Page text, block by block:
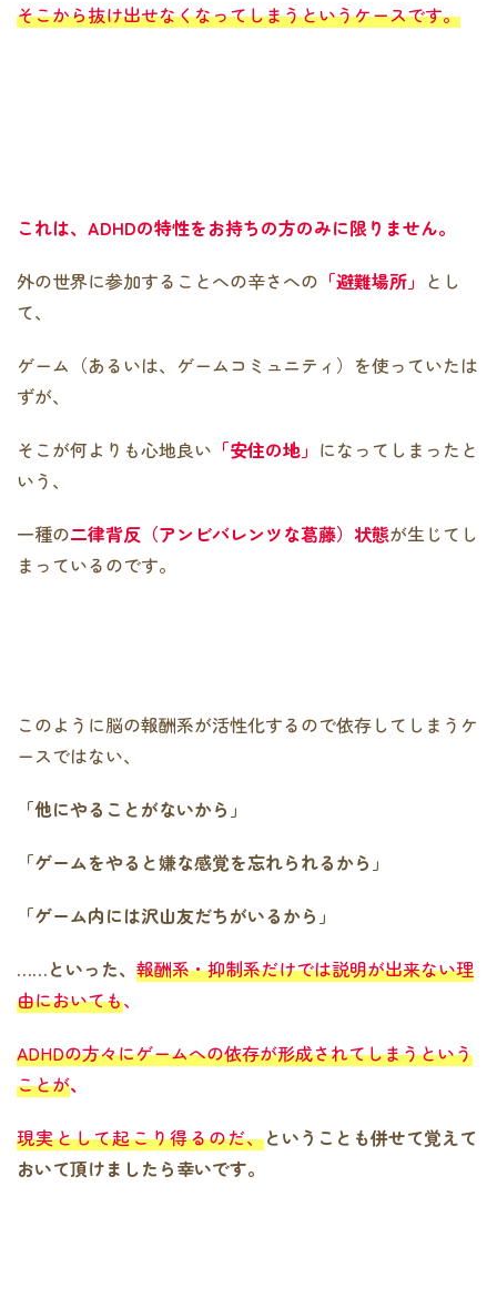
そこから抜け出せなくなってしまうというケースです。
これは、ADHDの特性をお持ちの方のみに限りません。
外の世界に参加することへの辛さへの 「避難場所」 とし
て、
ゲーム（あるいは、ゲームコミュニティ）を使っていたは
ずが、
そこが何よりも心地良い 「安住の地」 になってしまったと
いう、
一種の二律背反（アンビバレンツな葛藤）状態が生じてし
まっているのです。
このように脳の報酬系が活性化するので依存してしまうケ
ースではない、
「他にやることがないから」
「ゲームをやると嫌な感覚を忘れられるから」
「ゲーム内には沢山友だちがいるから」
……といった、 報酬系・抑制系だけでは説明が出来ない理
由においても、
ADHDの方々にゲームへの依存が形成されてしまうという
ことが、
現実として起こり得るのだ、ということも併せて覚えて
おいて頂けましたら幸いです。